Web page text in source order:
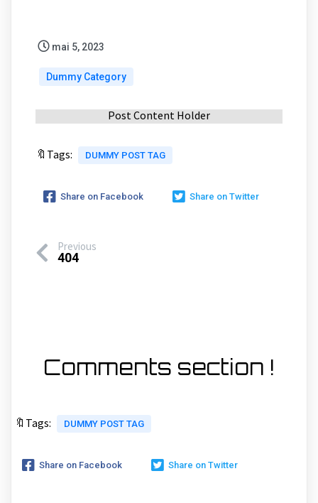
mai 5, 2023
Dummy Category
Post Content Holder
🔖Tags: DUMMY POST TAG
Share on Facebook Share on Twitter
Previous
404
Comments section !
🔖Tags: DUMMY POST TAG
Share on Facebook Share on Twitter